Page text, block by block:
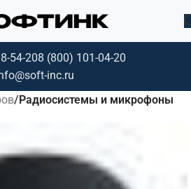
54-208 (800) 101-04-20
inc.ru
Радиосистемы и микрофоны